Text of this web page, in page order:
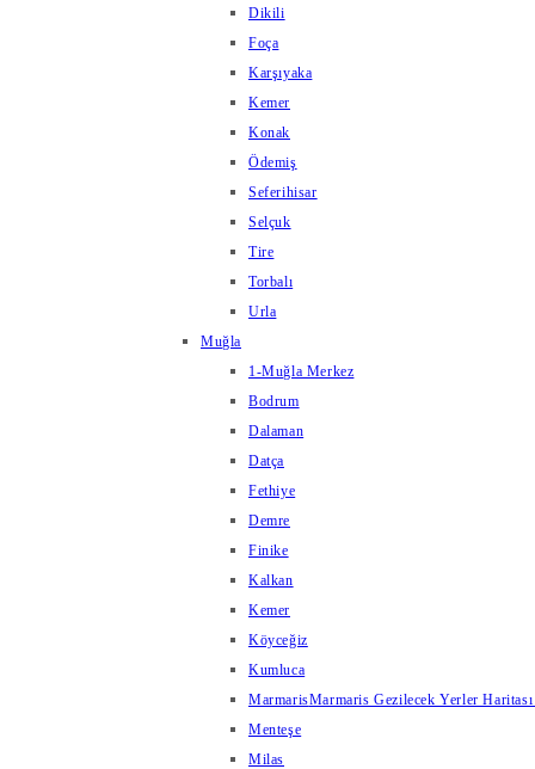
Dikili
Foça
Karşıyaka
Kemer
Konak
Ödemiş
Seferihisar
Selçuk
Tire
Torbalı
Urla
Muğla
1-Muğla Merkez
Bodrum
Dalaman
Datça
Fethiye
Demre
Finike
Kalkan
Kemer
Köyceğiz
Kumluca
MarmarisMarmaris Gezilecek Yerler
Menteşe
Milas